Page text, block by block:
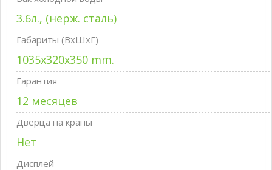
3.6л., (нерж. сталь)
Габариты (ВxШxГ)
1035x320x350 mm.
Гарантия
12 месяцев
Дверца на краны
Нет
Дисплей